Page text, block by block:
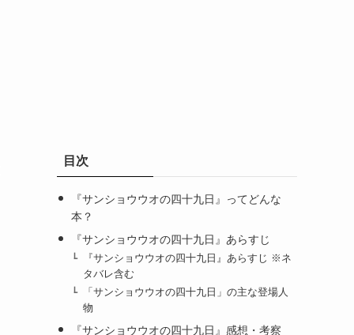
目次
『サンショウウオの四十九日』ってどんな
本？
『サンショウウオの四十九日』あらすじ
『サンショウウオの四十九日』あらすじ ※ネ
タバレ含む
「サンショウウオの四十九日」の主な登場人
物
『サンショウウオの四十九日』感想・考察